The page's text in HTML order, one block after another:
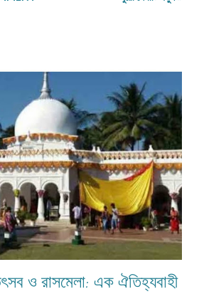
বেশি লোক পাওয়া যেত না। ঐ গ্ৰাম থেকে বাজারের
বসে। তারা অনেকেই রাত্রি বেলা ওই মাঠে ভূতেদের
দেখেছে। এই মাঠের উত্তর দিকে একটি বিশাল তেঁতুল গাছ
আসত নিজেদের মধ্যে বিভিন্ন বিষয় নিয়ে আলোচনা
ও রাসমেলা: এক ঐতিহ্যবাহী